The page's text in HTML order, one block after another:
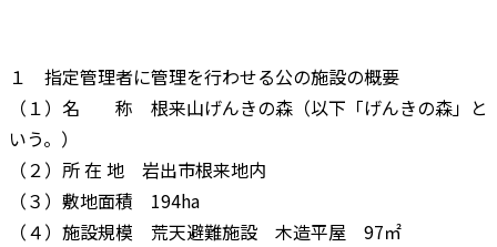
１ 指定管理者に管理を行わせる公の施設の概要
（１）名 称 根来山げんきの森（以下「げんきの森」と
いう。）
（２）所 在 地 岩出市根来地内
（３）敷地面積 194ha
（４）施設規模 荒天避難施設 木造平屋 97㎡